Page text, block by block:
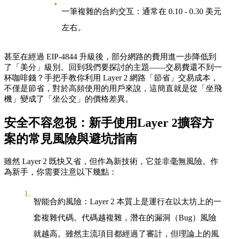
一筆複雜的合約交互：通常在 0.10 - 0.30 美元
左右。
甚至在經過 EIP-4844 升級後，部分網路的費用進一步降低到
了「美分」級別。回到我們要探討的主題——交易費還不到一
杯咖啡錢？手把手教你利用 Layer 2 網路「節省」交易成本 ，
不僅是節省，對於高頻使用的用戶來說，這簡直就是從「坐飛
機」變成了「坐公交」的價格差異。
安全不容忽視：新手使用Layer 2擴容方
案的常見風險與避坑指南
雖然 Layer 2 既快又省，但作為新技術，它並非毫無風險。作
為新手，你需要注意以下幾點：
智能合約風險 ：Layer 2 本質上是運行在以太坊上的一
套複雜代碼。代碼越複雜，潛在的漏洞（Bug）風險
就越高。雖然主流項目都經過了審計，但理論上的風